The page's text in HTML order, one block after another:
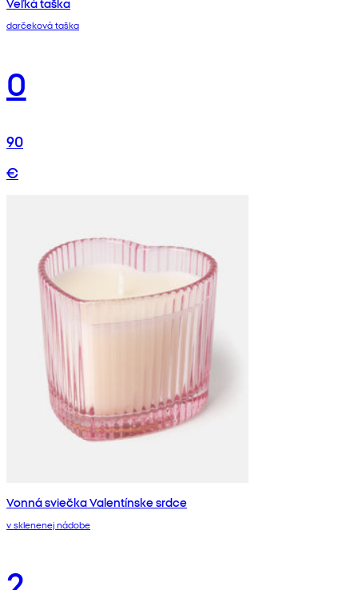
darčeková taška
0
90
€
Vonná sviečka Valentínske srdce
v sklenenej nádobe
2